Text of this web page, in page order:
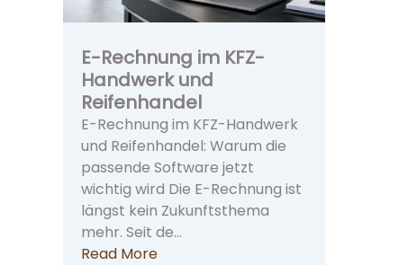
E-Rechnung im KFZ-
Handwerk und
Reifenhandel
E-Rechnung im KFZ-Handwerk
und Reifenhandel: Warum die
passende Software jetzt
wichtig wird Die E-Rechnung ist
längst kein Zukunftsthema
mehr. Seit de…
Read More